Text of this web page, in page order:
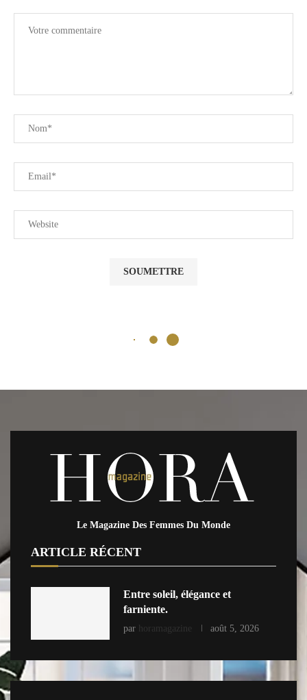
Le Magazine Des Femmes Du Monde
ARTICLE RÉCENT
Entre soleil, élégance et
farniente.
par horamagazine août 5, 2026